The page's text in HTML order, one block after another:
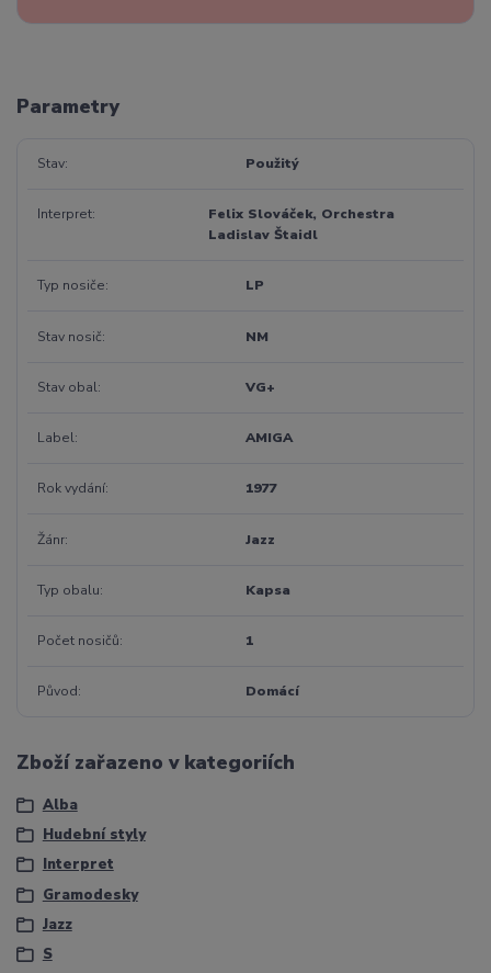
Parametry
Stav Použitý
Interpret
Felix Slováček, Orchestra
Ladislav Štaidl
Typ nosiče LP
Stav nosič NM
Stav obal VG+
Label AMIGA
Rok vydání 1977
Žánr Jazz
Typ obalu Kapsa
Počet nosičů 1
Původ Domácí
Zboží zařazeno v kategoriích
Alba
Hudební styly
Interpret
Gramodesky
Jazz
S